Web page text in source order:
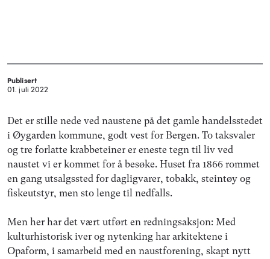
Publisert
01. juli 2022
Det er stille nede ved naustene på det gamle handelsstedet
i Øygarden kommune, godt vest for Bergen. To taksvaler
og tre forlatte krabbeteiner er eneste tegn til liv ved
naustet vi er kommet for å besøke. Huset fra 1866 rommet
en gang utsalgssted for dagligvarer, tobakk, steintøy og
fiskeutstyr, men sto lenge til nedfalls.
Men her har det vært utført en redningsaksjon: Med
kulturhistorisk iver og nytenking har arkitektene i
Opaform, i samarbeid med en naustforening, skapt nytt